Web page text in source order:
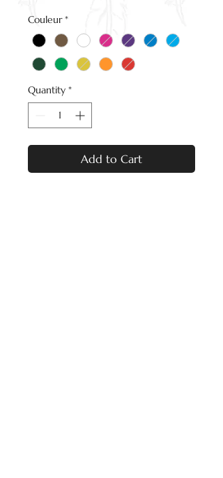
Couleur *
Quantity *
Add to Cart